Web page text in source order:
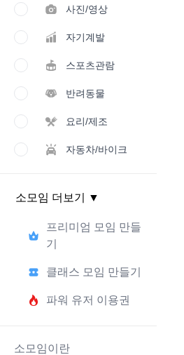
사진/영상
자기계발
스포츠관람
반려동물
요리/제조
자동차/바이크
소모임 더보기 ▼
프리미엄 모임 만들
기
클래스 모임 만들기
파워 유저 이용권
소모임이란